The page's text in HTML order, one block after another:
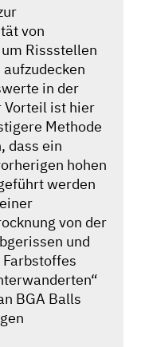
von
Rissstellen
in der
Vorteil ist hier
Methode
dass ein
hohen
werden
von der
und
BGA Balls